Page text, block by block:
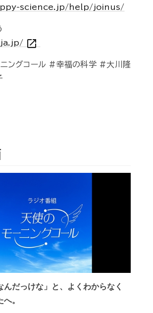
science.jp/help/joinus/
open_in_new
ングコール #幸福の科学 #大川隆
んだっけな」と、よくわからなく
。